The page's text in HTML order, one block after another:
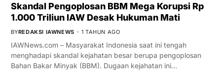
Skandal Pengoplosan BBM Mega Korupsi Rp
1.000 Triliun IAW Desak Hukuman Mati
BYREDAKSI IAWNEWS 1 TAHUN AGO
IAWNews.com – Masyarakat Indonesia saat ini tengah
menghadapi skandal kejahatan besar berupa pengoplosan
Bahan Bakar Minyak (BBM). Dugaan kejahatan ini…